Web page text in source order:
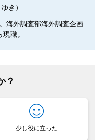
き）
海外調査部海外調査企画
職。
？
少し役に立った